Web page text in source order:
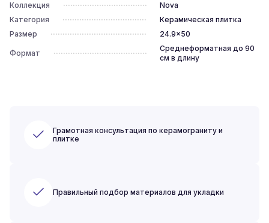
Коллекция
Nova
Категория
Керамическая плитка
Размер
24.9x50
Формат
Среднеформатная до 90
см в длину
Грамотная консультация по керамограниту и
плитке
Правильный подбор материалов для укладки